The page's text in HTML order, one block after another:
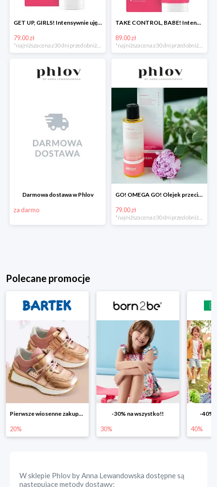
GET UP, GIRLS! Intensywnie ujędrniające serum do biustu
79.00 zł
*najniższa cena z 30 dni przed obniżką
TAKE CONTROL, BABE! Intensywny balsam przeciw rozstępom
89.00 zł
*najniższa cena z 30 dni przed obniżką
Darmowa dostawa w Phlov
za darmo
GO! OMEGA GO! Olejek przeciw rozstępom z omega 3-6-9
79.00 zł
Polecane promocje
Pierwsze wiosenne zakupy -20%
20%
-30% na wszystko!!
30%
-40%
40%
W sklepie Phlov by Anna Lewandowska dostępne są
następujące metody dostawy: